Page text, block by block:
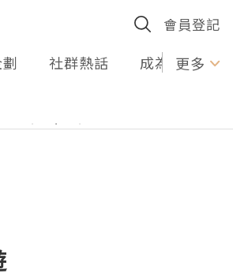
會員登記
社群熱話 成為U更多